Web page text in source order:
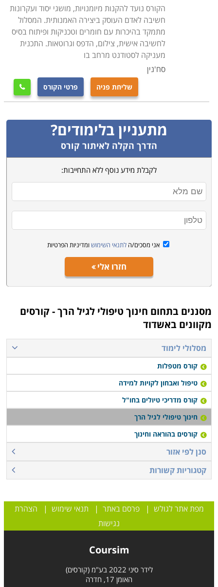
הקורס נועד להקנות מיומנויות, מושגי יסוד ועקרונות
חשיבה לאדם העוסק ביצירה האמנותית. המסלול
מתמקד בהיכרות עם חומרים וטכניקות ופיתוח בסיס
לחשיבה אישית, צילום, הדפס וגרוטאות. התכנית
מעניקה לסטודנט מרחב בו
סח'נין
שליחת פניה פרטי הקורס 
מתעניין בלימודים?
הדרך הקלה לאיתור קורס
לקבלת מידע נוסף ללא התחייבות:
אני מסכים/ה לתנאי השימוש ומדיניות הפרטיות
חזרו אלי
מסננים בתחום חינוך טיפולי לגיל הרך - קורסים
מקוונים באשדוד
מסלולי לימוד
קורס מטפלות
טיפול ואבחון לקויות למידה
קורס מדריכי טיולים בחו"ל
חינוך טיפולי לגיל הרך
קורסים בהוראה וחינוך
סנן לפי אזור
קטגוריות קשורות
מפת אתר לגולש |פרסם באתר | תנאי שימוש | הצהרת
נגישות
Coursim
לידר סיני 2022 בע"מ (קורסים)
האומן 17, חדרה